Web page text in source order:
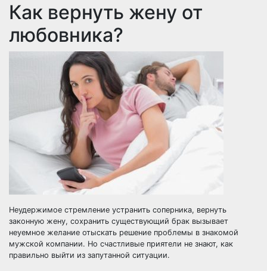
Как вернуть жену от
любовника?
Неудержимое стремление устранить соперника, вернуть
законную жену, сохранить существующий брак вызывает
неуемное желание отыскать решение проблемы в знакомой
мужской компании. Но счастливые приятели не знают, как
правильно выйти из запутанной ситуации.